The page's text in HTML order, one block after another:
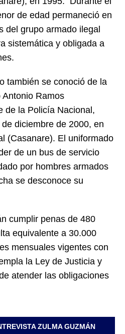
de edad permaneció en
del grupo armado ilegal
sistemática y obligada a
también se conoció de la
Ramos
de la Policía Nacional,
diciembre de 2000, en
(Casanare). El uniformado
de un bus de servicio
por hombres armados
se desconoce su
cumplir penas de 480
equivalente a 30.000
mensuales vigentes con
la Ley de Justicia y
atender las obligaciones
ZULMA GUZMÁN